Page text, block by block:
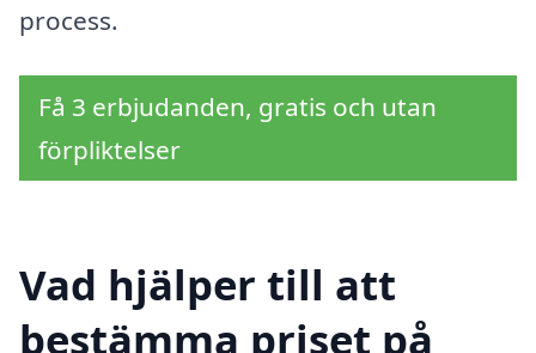
process.
Få 3 erbjudanden, gratis och utan
förpliktelser
Vad hjälper till att
bestämma priset på